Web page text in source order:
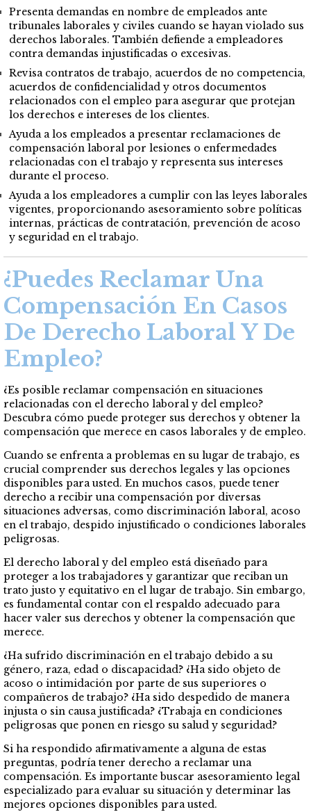
Presenta demandas en nombre de empleados ante
tribunales laborales y civiles cuando se hayan violado sus
derechos laborales. También defiende a empleadores
contra demandas injustificadas o excesivas.
Revisa contratos de trabajo, acuerdos de no competencia,
acuerdos de confidencialidad y otros documentos
relacionados con el empleo para asegurar que protejan
los derechos e intereses de los clientes.
Ayuda a los empleados a presentar reclamaciones de
compensación laboral por lesiones o enfermedades
relacionadas con el trabajo y representa sus intereses
durante el proceso.
Ayuda a los empleadores a cumplir con las leyes laborales
vigentes, proporcionando asesoramiento sobre políticas
internas, prácticas de contratación, prevención de acoso
y seguridad en el trabajo.
¿Puedes Reclamar Una
Compensación En Casos
De Derecho Laboral Y De
Empleo?
¿Es posible reclamar compensación en situaciones
relacionadas con el derecho laboral y del empleo?
Descubra cómo puede proteger sus derechos y obtener la
compensación que merece en casos laborales y de empleo.
Cuando se enfrenta a problemas en su lugar de trabajo, es
crucial comprender sus derechos legales y las opciones
disponibles para usted. En muchos casos, puede tener
derecho a recibir una compensación por diversas
situaciones adversas, como discriminación laboral, acoso
en el trabajo, despido injustificado o condiciones laborales
peligrosas.
El derecho laboral y del empleo está diseñado para
proteger a los trabajadores y garantizar que reciban un
trato justo y equitativo en el lugar de trabajo. Sin embargo,
es fundamental contar con el respaldo adecuado para
hacer valer sus derechos y obtener la compensación que
merece.
¿Ha sufrido discriminación en el trabajo debido a su
género, raza, edad o discapacidad? ¿Ha sido objeto de
acoso o intimidación por parte de sus superiores o
compañeros de trabajo? ¿Ha sido despedido de manera
injusta o sin causa justificada? ¿Trabaja en condiciones
peligrosas que ponen en riesgo su salud y seguridad?
Si ha respondido afirmativamente a alguna de estas
preguntas, podría tener derecho a reclamar una
compensación. Es importante buscar asesoramiento legal
especializado para evaluar su situación y determinar las
mejores opciones disponibles para usted.